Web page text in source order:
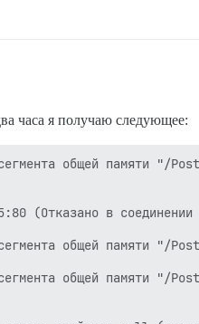
часа я получаю следующее:
общей памяти "/
(Отказано в
общей памяти "/
общей памяти "/